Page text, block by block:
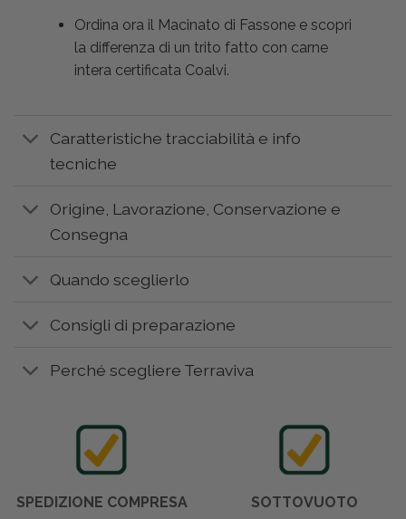
Ordina ora il Macinato di Fassone e scopri
la differenza di un trito fatto con carne
intera certificata Coalvi.
Caratteristiche tracciabilità e info
tecniche
Origine, Lavorazione, Conservazione e
Consegna
Quando sceglierlo
Consigli di preparazione
Perché scegliere Terraviva
SPEDIZIONE COMPRESA
SOTTOVUOTO